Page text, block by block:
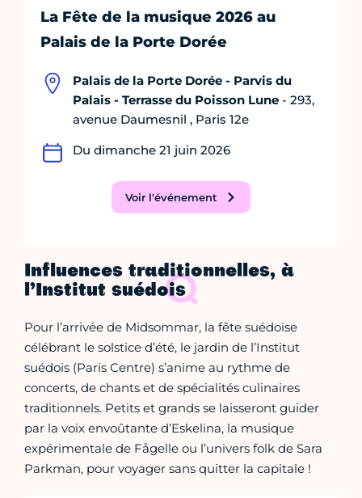
La Fête de la musique 2026 au
Palais de la Porte Dorée
Palais de la Porte Dorée - Parvis du
Palais - Terrasse du Poisson Lune - 293,
avenue Daumesnil , Paris 12e
Du dimanche 21 juin 2026
Voir l'événement
Influences traditionnelles, à
l’Institut suédois
Pour l’arrivée de Midsommar, la fête suédoise
célébrant le solstice d’été, le jardin de l’Institut
suédois (Paris Centre) s’anime au rythme de
concerts, de chants et de spécialités culinaires
traditionnels. Petits et grands se laisseront guider
par la voix envoûtante d’Eskelina, la musique
expérimentale de Fågelle ou l’univers folk de Sara
Parkman, pour voyager sans quitter la capitale !